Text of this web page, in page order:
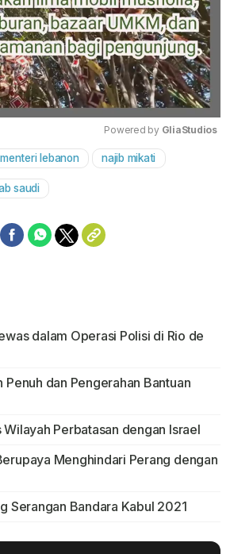
Mute
Powered by GliaStudios
lebanon najib mikati
saudi
dalam Operasi Polisi di Rio de
Penuh dan Pengerahan Bantuan
Wilayah Perbatasan dengan Israel
Menghindari Perang dengan
Serangan Bandara Kabul 2021